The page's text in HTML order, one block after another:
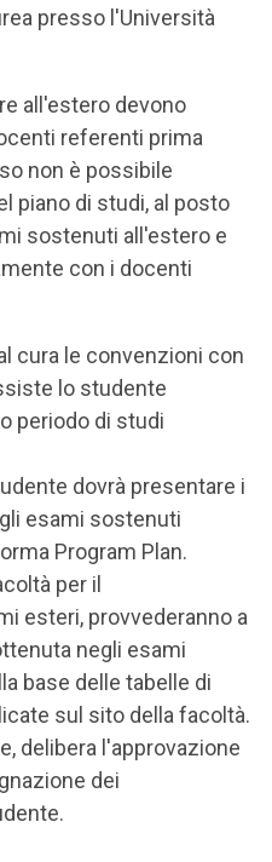
presso l'Università
all'estero devono
referenti prima
non è possibile
piano di studi, al posto
sostenuti all'estero e
con i docenti
cura le convenzioni con
lo studente
periodo di studi
dovrà presentare i
esami sostenuti
Program Plan.
per il
esteri, provvederanno a
negli esami
base delle tabelle di
sul sito della facoltà.
delibera l'approvazione
dei